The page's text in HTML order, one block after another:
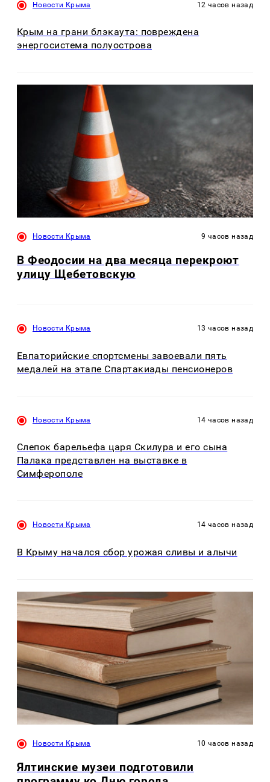
Новости Крыма 12 часов назад
Крым на грани блэкаута: повреждена
энергосистема полуострова
Новости Крыма 9 часов назад
В Феодосии на два месяца перекроют
улицу Щебетовскую
Новости Крыма 13 часов назад
Евпаторийские спортсмены завоевали пять
медалей на этапе Спартакиады пенсионеров
Новости Крыма 14 часов назад
Слепок барельефа царя Скилура и его сына
Палака представлен на выставке в
Симферополе
Новости Крыма 14 часов назад
В Крыму начался сбор урожая сливы и алычи
Новости Крыма 10 часов назад
Ялтинские музеи подготовили